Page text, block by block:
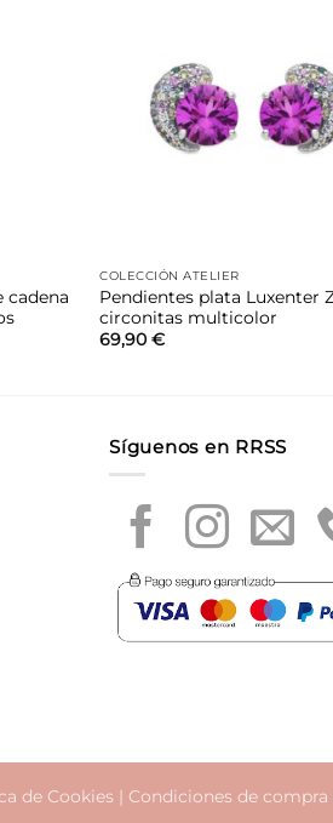
cadena
COLECCIÓN ATELIER
Pendientes plata Luxenter
circonitas multicolor
69,90€
Síguenos en RRSS
de Cookies| Condiciones de compra